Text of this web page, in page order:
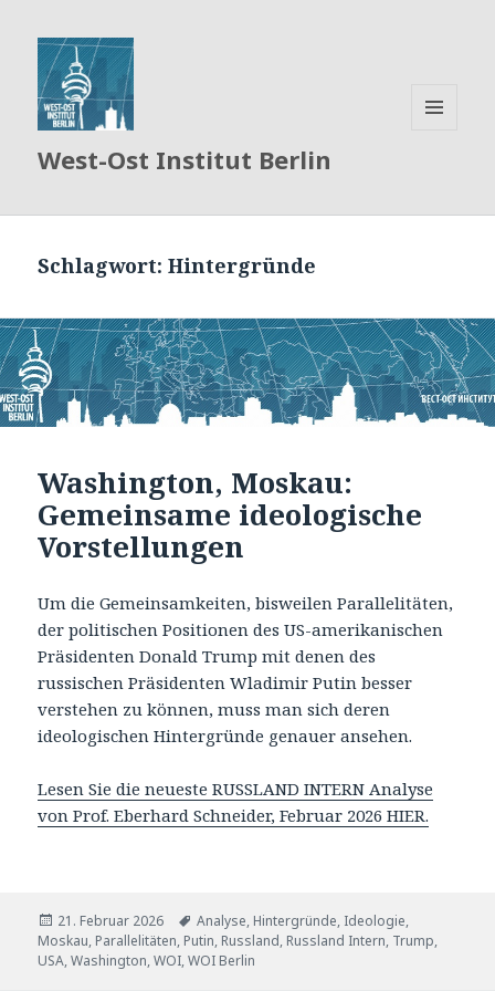
West-Ost Institut Berlin
Schlagwort:Hintergründe
Washington, Moskau:
Gemeinsame ideologische
Vorstellungen
Um die Gemeinsamkeiten, bisweilen Parallelitäten,
der politischen Positionen des US-amerikanischen
Präsidenten Donald Trump mit denen des
russischen Präsidenten Wladimir Putin besser
verstehen zu können, muss man sich deren
ideologischen Hintergründe genauer ansehen.
Lesen Sie die neueste RUSSLAND INTERN Analyse
von Prof. Eberhard Schneider, Februar 2026 HIER.
Veröffentlicht
am
21. Februar 2026 Tags
Analyse, Hintergründe, Ideologie,
Moskau, Parallelitäten, Putin, Russland, Russland Intern, Trump,
USA,Washington,WOI,WOI Berlin